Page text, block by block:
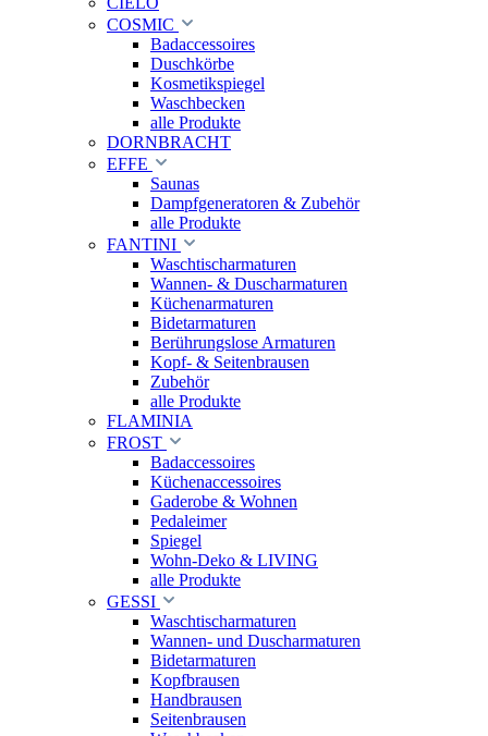
COSMIC
Badaccessoires
Duschkörbe
Kosmetikspiegel
Waschbecken
alle Produkte
DORNBRACHT
EFFE
Saunas
Dampfgeneratoren & Zubehör
alle Produkte
FANTINI
Waschtischarmaturen
Wannen- & Duscharmaturen
Küchenarmaturen
Bidetarmaturen
Berührungslose Armaturen
Kopf- & Seitenbrausen
Zubehör
alle Produkte
FLAMINIA
FROST
Badaccessoires
Küchenaccessoires
Gaderobe & Wohnen
Pedaleimer
Spiegel
Wohn-Deko & LIVING
alle Produkte
GESSI
Waschtischarmaturen
Wannen- und Duscharmaturen
Bidetarmaturen
Kopfbrausen
Handbrausen
Seitenbrausen